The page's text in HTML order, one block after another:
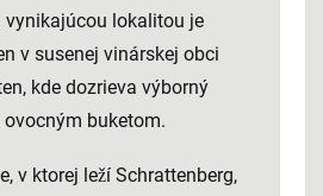
vynikajúcou lokalitou je
v susenej vinárskej obci
kde dozrieva výborný
buketom.
v ktorej leží Schrattenberg,